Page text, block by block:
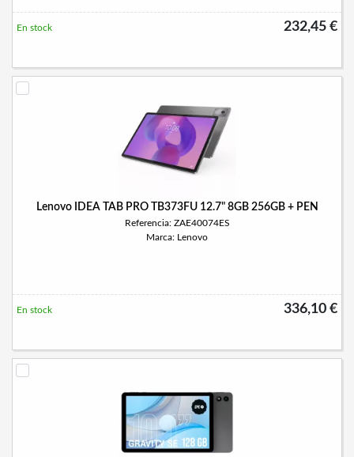
232,45 €
En stock
Lenovo IDEA TAB PRO TB373FU 12.7" 8GB 256GB + PEN
Referencia: ZAE40074ES
Marca: Lenovo
336,10 €
En stock